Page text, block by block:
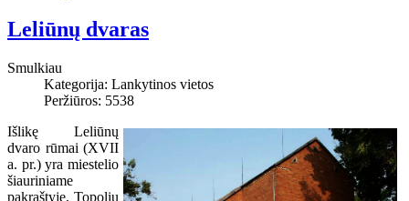
Leliūnų dvaras
Smulkiau
Kategorija: Lankytinos vietos
Peržiūros: 5538
Išlikę Leliūnų
dvaro rūmai (XVII
a. pr.) yra miestelio
šiauriniame
pakraštyje, Topolių